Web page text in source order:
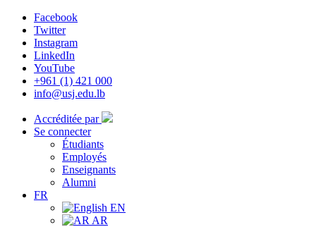
Facebook
Twitter
Instagram
LinkedIn
YouTube
+961 (1) 421 000
info@usj.edu.lb
Accréditée par
Se connecter
Étudiants
Employés
Enseignants
Alumni
FR
EN
AR